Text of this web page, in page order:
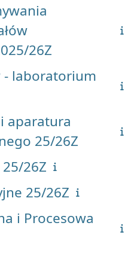
26Z
- laboratorium
aparatura
25/26Z
26Z
25/26Z
i Procesowa